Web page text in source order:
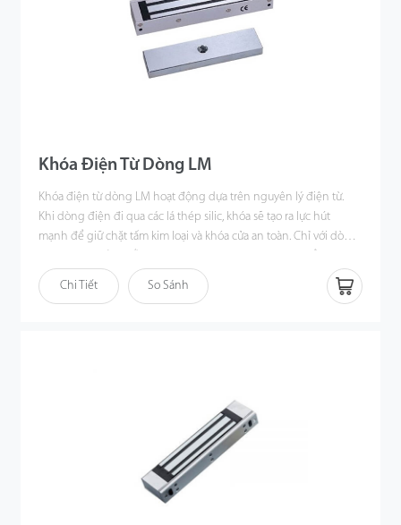
Khóa Điện Từ Dòng LM
Khóa điện từ dòng LM hoạt động dựa trên nguyên lý điện từ.
Khi dòng điện đi qua các lá thép silic, khóa sẽ tạo ra lực hút
mạnh để giữ chặt tấm kim loại và khóa cửa an toàn. Chỉ với dòng
và độ tin cậy. Khi nguồn điện bị ngắt, lực hút sẽ mất đi, cho phép
người dùng mở cửa dễ dàng. Đây là giải pháp khóa cửa an toàn,
Chi Tiết So Sánh